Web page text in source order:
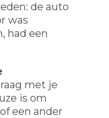
de auto
was
had een
met je
is om
een ander